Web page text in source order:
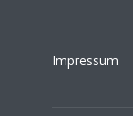
Impressum